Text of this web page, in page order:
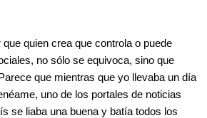
quien crea que controla o puede
no sólo se equivoca, sino que
que mientras que yo llevaba un día
uno de los portales de noticias
se liaba una buena y batía todos los